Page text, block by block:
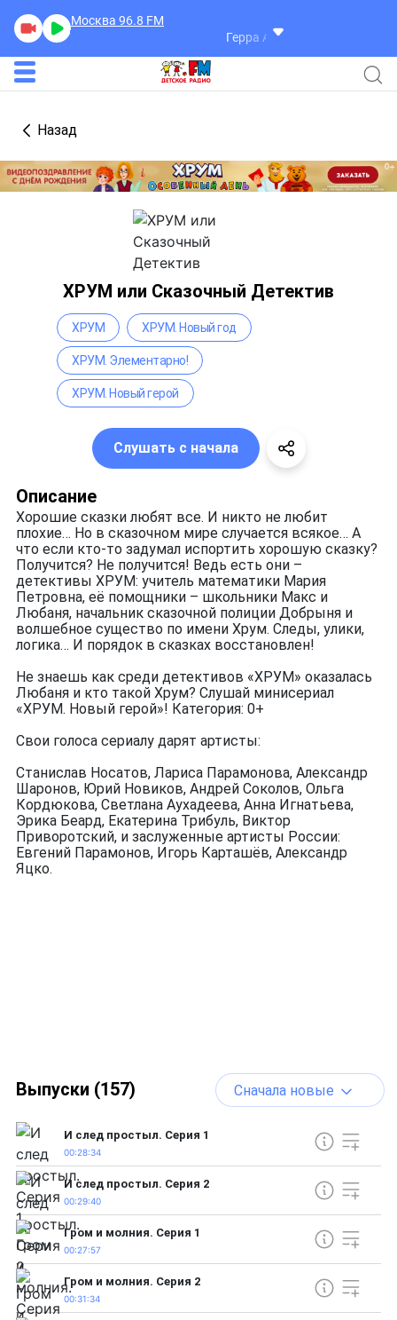
Москва 96.8 FM
Герра Александр
Назад
ХРУМ или Сказочный Детектив
Описание
Хорошие сказки любят все. И никто не любит
плохие… Но в сказочном мире случается всякое… А
что если кто-то задумал испортить хорошую сказку?
Получится? Не получится! Ведь есть они –
детективы ХРУМ: учитель математики Мария
Петровна, её помощники – школьники Макс и
Любаня, начальник сказочной полиции Добрыня и
волшебное существо по имени Хрум. Следы, улики,
логика… И порядок в сказках восстановлен!
Не знаешь как среди детективов «ХРУМ» оказалась
Любаня и кто такой Хрум? Слушай минисериал
«ХРУМ. Новый герой»! Категория: 0+
Свои голоса сериалу дарят артисты:
Станислав Носатов, Лариса Парамонова, Александр
Шаронов, Юрий Новиков, Андрей Соколов, Ольга
Кордюкова, Светлана Аухадеева, Анна Игнатьева,
Эрика Беард, Екатерина Трибуль, Виктор
Приворотский, и заслуженные артисты России:
Евгений Парамонов, Игорь Карташёв, Александр
Яцко.
ХРУМ ХРУМ. Новый год
ХРУМ. Элементарно!
ХРУМ. Новый герой
Слушать с начала
Выпуски (157) Сначала новые
И след простыл. Серия 1
00:28:34
И след простыл. Серия 2
00:29:40
Гром и молния. Серия 1
00:27:57
Гром и молния. Серия 2
00:31:34